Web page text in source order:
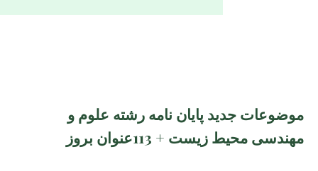
موضوعات جدید پایان نامه رشته علوم و
مهندسی محیط زیست + 113عنوان بروز